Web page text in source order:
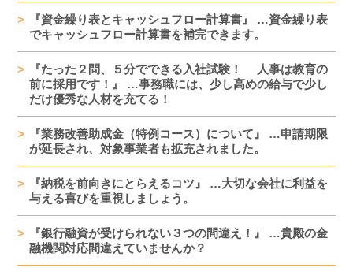
『資金繰り表とキャッシュフロー計算書』 …資金繰り表
でキャッシュフロー計算書を補完できます。
『たった２問、５分でできる入社試験！ 人事は教育の
前に採用です！』 …事務職には、少し高めの給与で少し
だけ優秀な人材を充てる！
『業務改善助成金（特例コース）について』 …申請期限
が延長され、対象事業者も拡充されました。
『納税を前向きにとらえるコツ』 …大切な会社に利益を
与える喜びを重視しましょう。
『銀行融資が受けられない３つの間違え！』 …貴殿の金
融機関対応間違えていませんか？